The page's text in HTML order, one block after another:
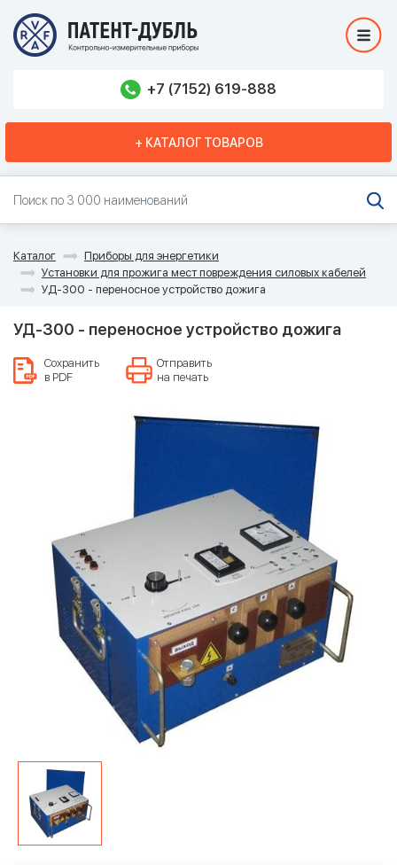
+7 (7152) 619-888
+ КАТАЛОГ ТОВАРОВ
Каталог
Приборы для энергетики
Установки для прожига мест повреждения силовых кабелей
УД-300 - переносное устройство дожига
УД-300 - переносное устройство дожига
Сохранить
в PDF
Отправить
на печать